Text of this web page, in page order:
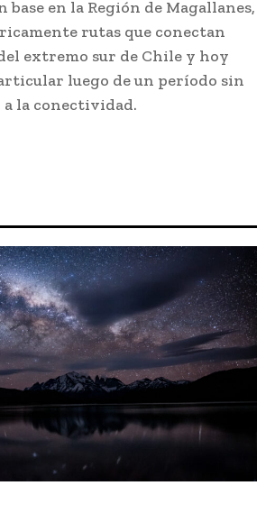
base en la Región de Magallanes,
rutas que conectan
extremo sur de Chile y hoy
luego de un período sin
a la conectividad.